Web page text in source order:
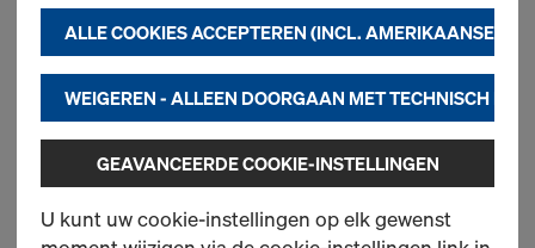
1 producten gevonden
toepassingen van derden. Dit helpt ons om een
optimale werking van onze website te garanderen,
met name
om de functionaliteit van onze website
voortdurend te verbeteren (noodzakelijke
cookies),
om vlot winkelen in de Doka online shop
mogelijk te maken (functionele en statistische
ALLE COOKIES ACCEPTEREN (INCL. AMERIKAANSE
WEIGEREN - ALLEEN DOORGAAN MET TECHNISCH
GEAVANCEERDE COOKIE-INSTELLINGEN
U kunt uw cookie-instellingen op elk gewenst